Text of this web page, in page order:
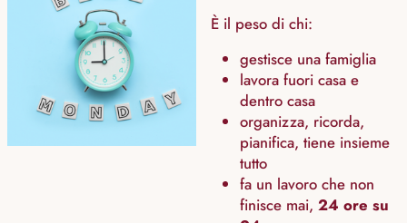
È il peso di chi:
gestisce una famiglia
lavora fuori casa e
dentro casa
organizza, ricorda,
pianifica, tiene insieme
tutto
fa un lavoro che non
finisce mai, 24 ore su